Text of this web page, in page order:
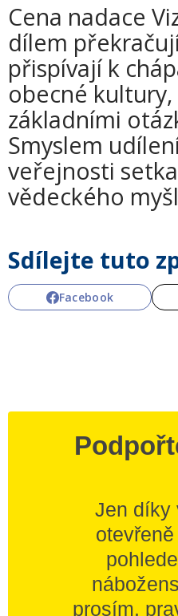
Cena nadace
dílem
přispívají k
obecné
základními
Smyslem
veřejnosti
vědeckého
Sdílejte tuto
Facebook